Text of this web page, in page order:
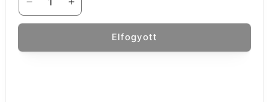
Sunshine
tápkábel
Sunshine
tápkábel
Elfogyott